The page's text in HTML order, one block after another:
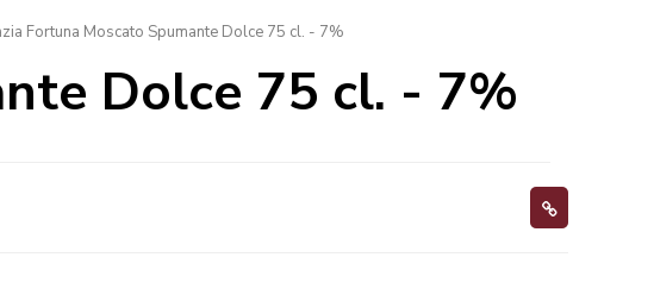
Fortuna Moscato Spumante Dolce 75 cl. - 7%
Dolce 75 cl. - 7%